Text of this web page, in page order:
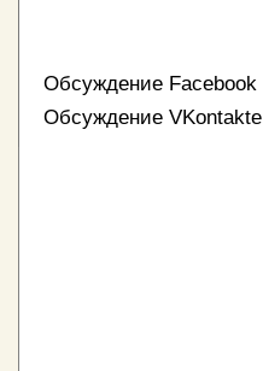
Обсуждение Facebook
Обсуждение VKontakte